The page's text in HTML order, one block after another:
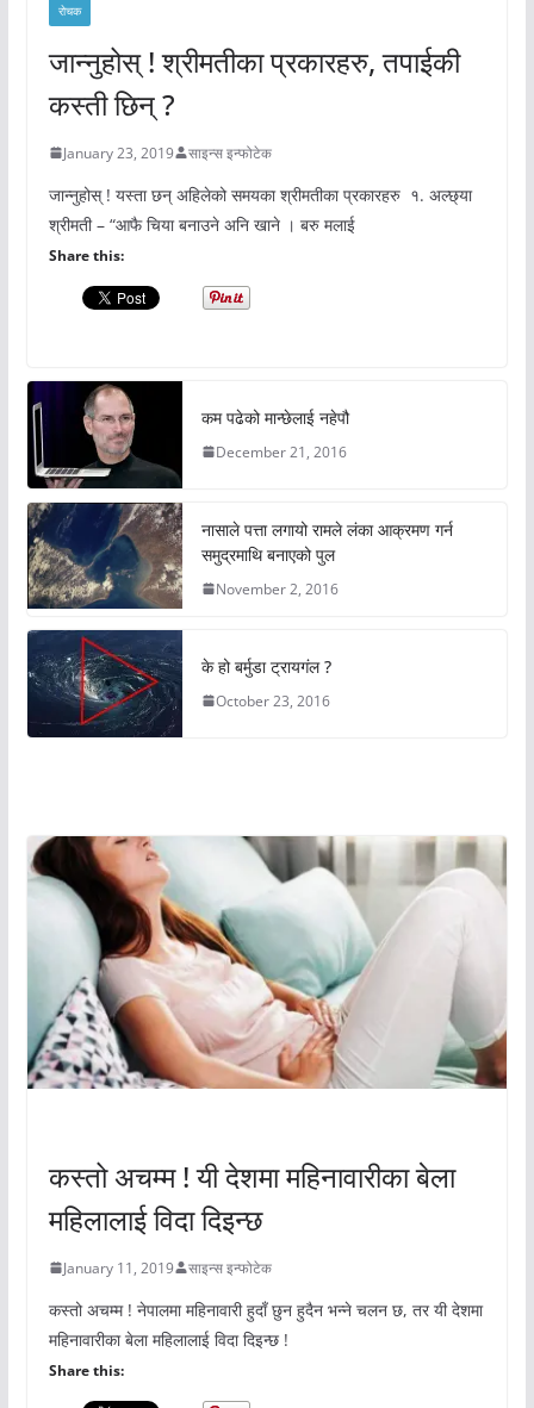
रोचक
जान्नुहोस् ! श्रीमतीका प्रकारहरु, तपाईकी
कस्ती छिन् ?
January 23, 2019 साइन्स इन्फोटेक
जान्नुहोस् ! यस्ता छन् अहिलेको समयका श्रीमतीका प्रकारहरु १. अल्छ्या
श्रीमती – “आफै चिया बनाउने अनि खाने । बरु मलाई
Share this:
कम पढेको मान्छेलाई नहेपौ
December 21, 2016
नासाले पत्ता लगायो रामले लंका आक्रमण गर्न
समुद्रमाथि बनाएको पुल
November 2, 2016
के हो बर्मुडा ट्रायगंल ?
October 23, 2016
कस्तो अचम्म ! यी देशमा महिनावारीका बेला
महिलालाई विदा दिइन्छ
January 11, 2019 साइन्स इन्फोटेक
कस्तो अचम्म ! नेपालमा महिनावारी हुदाँ छुन हुदैन भन्ने चलन छ, तर यी देशमा
महिनावारीका बेला महिलालाई विदा दिइन्छ !
Share this: